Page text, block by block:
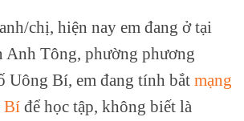
chị, hiện nay em đang ở tại
Anh Tông, phường phương
Uông Bí, em đang tính bắt mạng
Bí để học tập, không biết là